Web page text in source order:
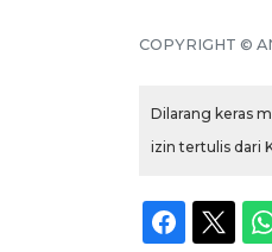
COPYRIGHT ©
Dilarang keras
izin tertulis dari